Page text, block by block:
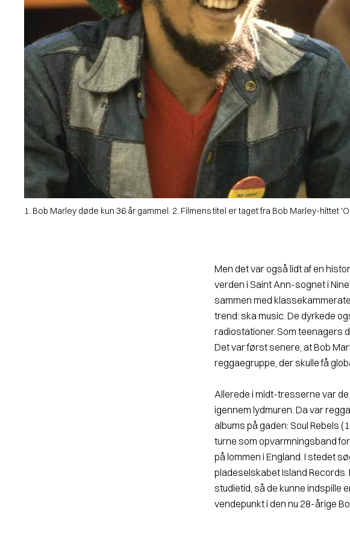
1. Bob Marley døde kun 36 år gammel. 2. Filmens titel er taget fra Bob Marley-hittet
Men det var også lidt af en
verden i Saint Ann-sognet i
sammen med
trend: ska music. De dyrkede
radiostationer. Som teenagers
Det var først se­nere, at Bob
reggaegruppe, der skulle få
Allerede i midt-tresserne var de
igennem lydmuren. Da var
albums på gaden: Soul Rebels
turne som opvarmningsband
på lommen i England. I stedet
pladesel­skabet Island
studietid, så de kunne indspille
vendepunkt i den nu 28-åri­ge